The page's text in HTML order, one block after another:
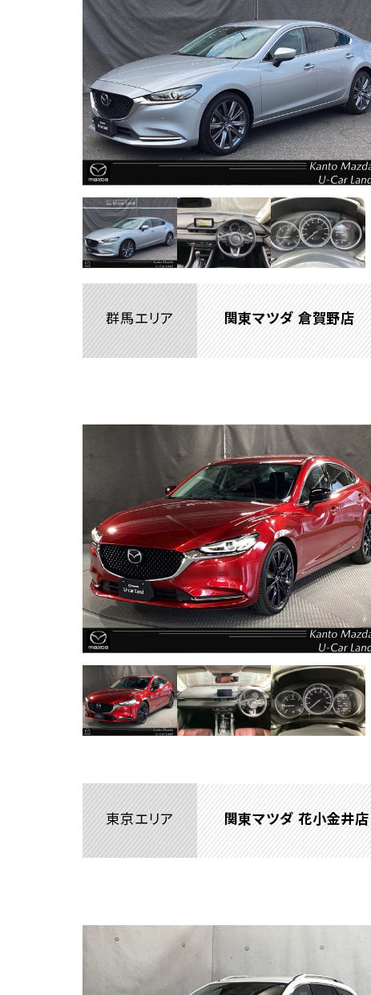
群馬エリア 関東マツダ 倉賀野店
東京エリア 関東マツダ 花小金井店